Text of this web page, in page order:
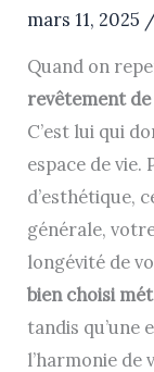
mars 11, 2025
Quand on
revêtement
C’est lui qui
espace de vie.
d’esthétique,
générale,
longévité de
bien choisi
tandis
l’harmonie de